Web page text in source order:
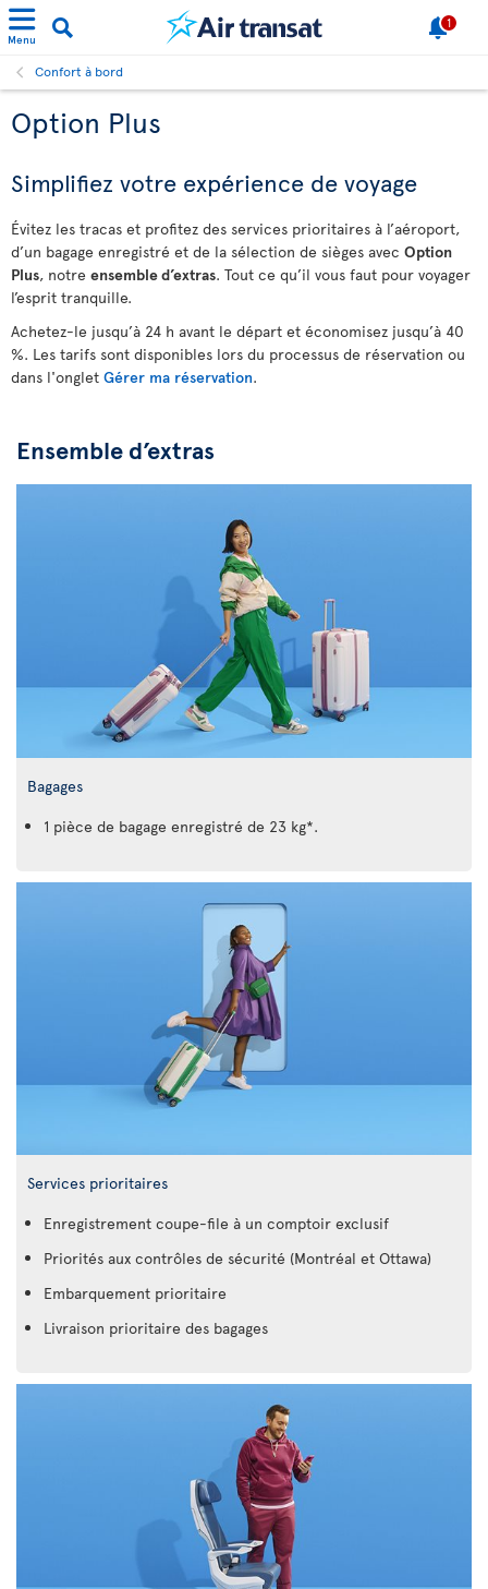
Menu
1
Confort à bord
Option Plus
Simplifiez votre expérience de voyage
Évitez les tracas et profitez des services prioritaires à l’aéroport,
d’un bagage enregistré et de la sélection de sièges avec Option
Plus, notre ensemble d’extras. Tout ce qu’il vous faut pour voyager
l’esprit tranquille.
Achetez-le jusqu’à 24 h avant le départ et économisez jusqu’à 40
%. Les tarifs sont disponibles lors du processus de réservation ou
dans l'onglet Gérer ma réservation.
Ensemble d’extras
Bagages
1 pièce de bagage enregistré de 23 kg*.
Services prioritaires
Enregistrement coupe-file à un comptoir exclusif
Priorités aux contrôles de sécurité (Montréal et Ottawa)
Embarquement prioritaire
Livraison prioritaire des bagages